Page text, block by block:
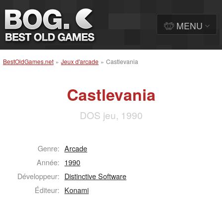
BestOldGames.net » Jeux d'arcade » Castlevania
Castlevania
DOS jeu, 1990
Genre: Arcade
Année: 1990
Développeur: Distinctive Software
Éditeur: Konami
MENU